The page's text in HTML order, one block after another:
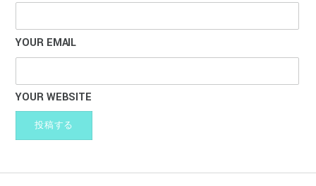
YOUR EMAIL
YOUR WEBSITE